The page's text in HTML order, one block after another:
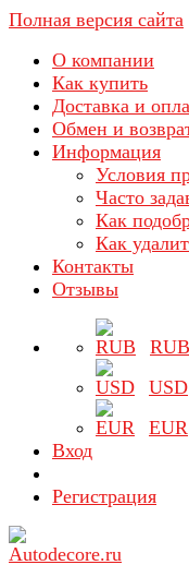
Полная версия сайта
О компании
Как купить
Доставка и
Обмен и
Информация
Условия
Часто
Как
Как
Контакты
Отзывы
RUB
USD
EUR
Вход
Регистрация